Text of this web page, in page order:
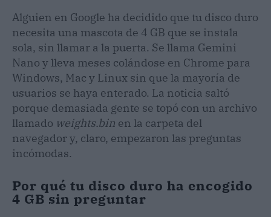
Alguien en Google ha decidido que tu disco duro
necesita una mascota de 4 GB que se instala
sola, sin llamar a la puerta. Se llama Gemini
Nano y lleva meses colándose en Chrome para
Windows, Mac y Linux sin que la mayoría de
usuarios se haya enterado. La noticia saltó
porque demasiada gente se topó con un archivo
llamado weights.bin en la carpeta del
navegador y, claro, empezaron las preguntas
incómodas.
Por qué tu disco duro ha encogido
4 GB sin preguntar